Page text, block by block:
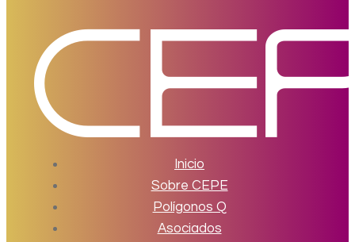
Inicio
Sobre CEPE
Polígonos Q
Asociados